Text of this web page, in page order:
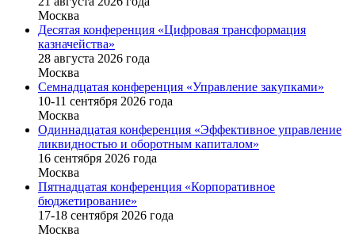
Москва
Десятая конференция «Цифровая трансформация
казначейства»
28 августа 2026 года
Москва
Семнадцатая конференция «Управление закупками»
10-11 сентября 2026 года
Москва
Одиннадцатая конференция «Эффективное управление
ликвидностью и оборотным капиталом»
16 cентября 2026 года
Москва
Пятнадцатая конференция «Корпоративное
бюджетирование»
17-18 сентября 2026 года
Москва